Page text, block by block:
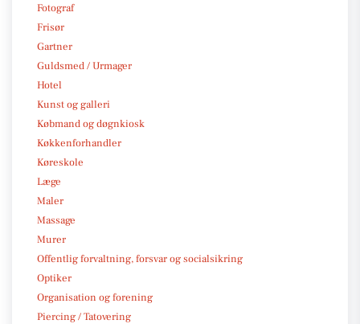
Fotograf
Frisør
Gartner
Guldsmed / Urmager
Hotel
Kunst og galleri
Købmand og døgnkiosk
Køkkenforhandler
Køreskole
Læge
Maler
Massage
Murer
Offentlig forvaltning, forsvar og socialsikring
Optiker
Organisation og forening
Piercing / Tatovering